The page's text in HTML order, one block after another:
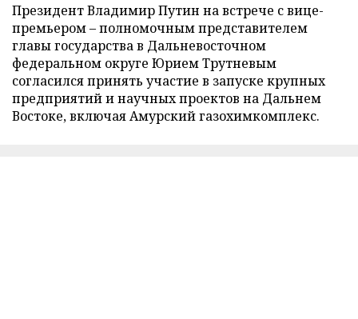
Президент Владимир Путин на встрече с вице-
премьером – полномочным представителем
главы государства в Дальневосточном
федеральном округе Юрием Трутневым
согласился принять участие в запуске крупных
предприятий и научных проектов на Дальнем
Востоке, включая Амурский газохимкомплекс.